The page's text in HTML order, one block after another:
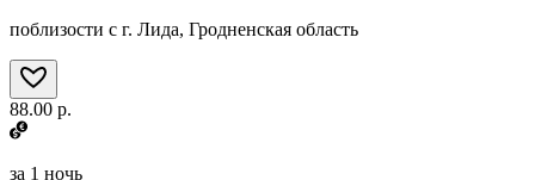
поблизости с г. Лида, Гродненская область
88.00 р.
за 1 ночь